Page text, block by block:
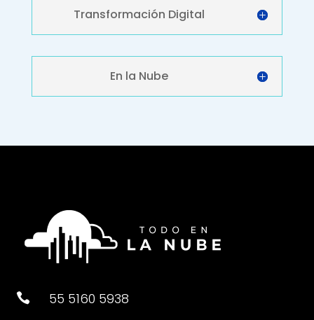
Transformación Digital
En la Nube
 55 5160 5938